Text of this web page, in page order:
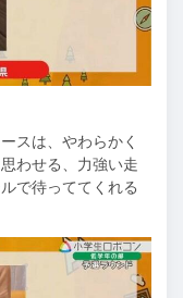
スは、やわらかく
わせる、力強い走
で待っててくれる